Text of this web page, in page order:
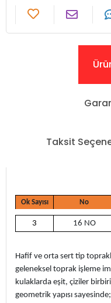
Taksit
Ok Sayısı No
3 16 NO
Hafif ve orta sert tip
geleneksel toprak işleme
kulaklarda eşit, çiziler
geometrik yapısı